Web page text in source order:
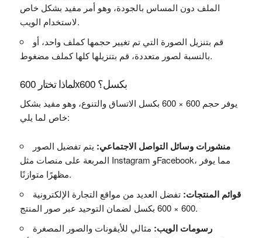
الملف دون المساس بالجودة، وهو أمر مفيد بشكل خاص
لاستخدام الويب.
قم بتنزيل الصورة التي تم تغيير حجمها كملف واحد، أو
بالنسبة لصور متعددة، قم بتنزيلها كلها كملف مضغوط.
لماذا تختار 600x600 بكسل؟
يوفر حجم 600 × 600 بكسل الاتساق والتنوع، وهو مفيد بشكل
خاص لما يلي:
منشورات وسائل التواصل الاجتماعي: يتم تفضيل الصور
المربعة على منصات مثل Instagram وFacebook، مما يوفر
مظهرًا متوازنًا.
قوائم المنتجات:تفضل العديد من مواقع التجارة الإلكترونية
600 × 600 بكسل لضمان التوحيد عبر صور المنتج.
رسومات الويب: مثالي للأيقونات والصور المصغرة